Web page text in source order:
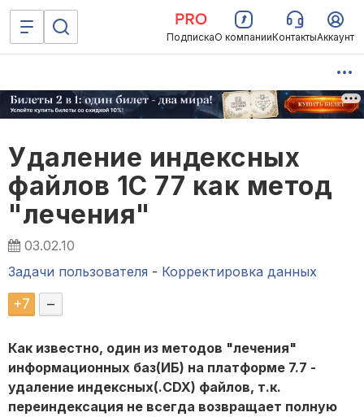
ПодпискаО компанииКонтактыАккаунт
Удаление индексных
файлов 1С 77 как метод
"лечения"
03.02.10
Задачи пользователя - Корректировка данных
+7 –
Как известно, один из методов "лечения"
информационных баз(ИБ) на платформе 7.7 -
удаление индексных(.CDX) файлов, т.к.
переиндексация не всегда возвращает полную